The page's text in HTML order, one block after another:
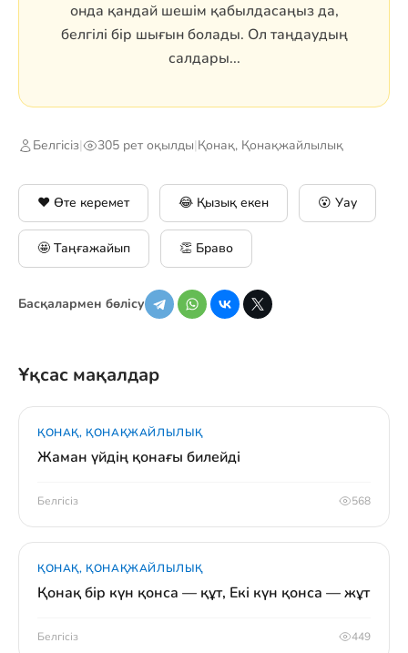
онда қандай шешім қабылдасаңыз да,
белгілі бір шығын болады. Ол таңдаудың
салдары...
Белгісіз| 305 рет оқылды|Қонақ, Қонақжайлылық
❤️ Өте керемет 😂 Қызық екен 😮 Уау
🤩 Таңғажайып 👏 Браво
Басқалармен бөлісу
Ұқсас мақалдар
ҚОНАҚ, ҚОНАҚЖАЙЛЫЛЫҚ
Жаман үйдің қонағы билейді
Белгісіз 568
ҚОНАҚ, ҚОНАҚЖАЙЛЫЛЫҚ
Қонақ бір күн қонса — құт, Екі күн қонса — жұт
Белгісіз 449